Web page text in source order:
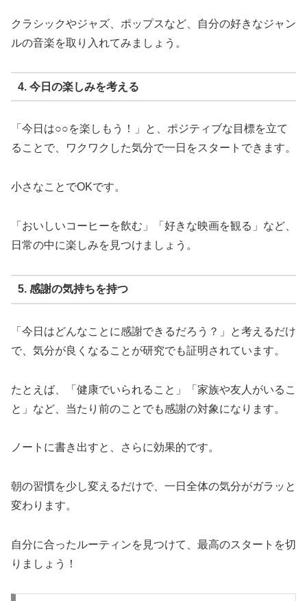
クラシックやジャズ、ポップスなど、自分の好きなジャン
ルの音楽を取り入れてみましょう。
4. 今日の楽しみを考える
「今日は○○を楽しもう！」と、ポジティブな目標を立て
ることで、ワクワクした気分で一日をスタートできます。
小さなことでOKです。
「おいしいコーヒーを飲む」「好きな映画を観る」など、
日常の中に楽しみを見つけましょう。
5. 感謝の気持ちを持つ
「今日はどんなことに感謝できるだろう？」と考えるだけ
で、気分が良くなることが研究でも証明されています。
たとえば、「健康でいられること」「家族や友人がいるこ
と」など、当たり前のことでも感謝の対象になります。
ノートに書き出すと、さらに効果的です。
朝の習慣を少し変えるだけで、一日全体の気分がガラッと
変わります。
自分に合ったルーティンを見つけて、最高のスタートを切
りましょう！